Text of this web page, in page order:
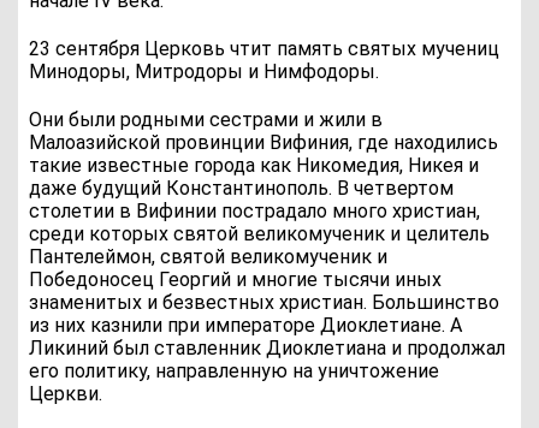
23 сентября Церковь чтит память святых мучениц
Минодоры, Митродоры и Нимфодоры.
Они были родными сестрами и жили в
Малоазийской провинции Вифиния, где находились
такие известные города как Никомедия, Никея и
даже будущий Константинополь. В четвертом
столетии в Вифинии пострадало много христиан,
среди которых святой великомученик и целитель
Пантелеймон, святой великомученик и
Победоносец Георгий и многие тысячи иных
знаменитых и безвестных христиан. Большинство
из них казнили при императоре Диоклетиане. А
Ликиний был ставленник Диоклетиана и продолжал
его политику, направленную на уничтожение
Церкви.